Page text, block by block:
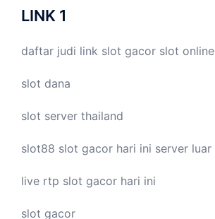
LINK 1
daftar judi link slot gacor slot online
slot dana
slot server thailand
slot88 slot gacor hari ini server luar
live rtp slot gacor hari ini
slot gacor